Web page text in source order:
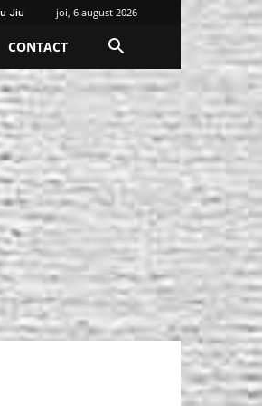
Jiu joi, 6 august 2026
CONTACT